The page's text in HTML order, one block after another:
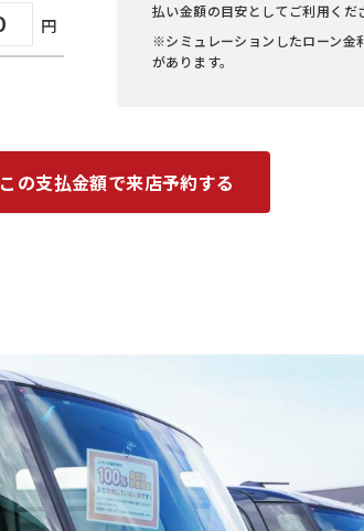
払い金額の目安としてご利用くだ
※シミュレーションしたローン金
があります。
この支払金額で来店予約する